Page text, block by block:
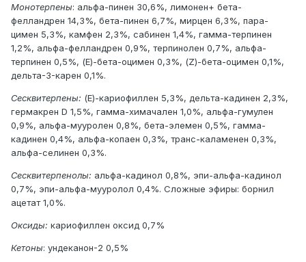
Монотерпены: альфа-пинен 30,6%, лимонен+ бета-
фелландрен 14,3%, бета-пинен 6,7%, мирцен 6,3%, пара-
цимен 5,3%, камфен 2,3%, сабинен 1,4%, гамма-терпинен
1,2%, альфа-фелландрен 0,9%, терпинолен 0,7%, альфа-
терпинен 0,5%, (Е)-бета-оцимен 0,3%, (Z)-бета-оцимен 0,1%,
дельта-3-карен 0,1%.
Сесквитерпены: (Е)-кариофиллен 5,3%, дельта-кадинен 2,3%,
гермакрен D 1,5%, гамма-химачален 1,0%, альфа-гумулен
0,9%, альфа-мууролен 0,8%, бета-элемен 0,5%, гамма-
кадинен 0,4%, альфа-копаен 0,3%, транс-каламенен 0,3%,
альфа-селинен 0,3%.
Сесквитерпенолы: альфа-кадинол 0,8%, эпи-альфа-кадинол
0,7%, эпи-альфа-мууролол 0,4%. Сложные эфиры: борнил
ацетат 1,0%.
Оксиды: кариофиллен оксид 0,7%
Кетоны: ундеканон-2 0,5%